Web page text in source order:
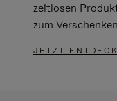
zeitlosen
zum
JETZT